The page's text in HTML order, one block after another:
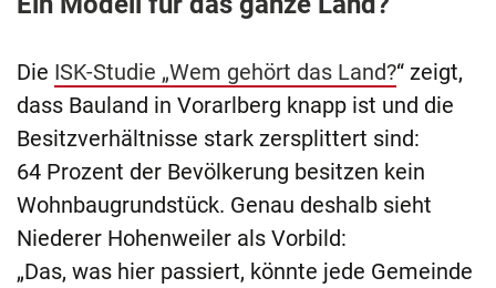
Die ISK-Studie „Wem gehört das Land?“ zeigt,
dass Bauland in Vorarlberg knapp ist und die
Besitzverhältnisse stark zersplittert sind:
64 Prozent der Bevölkerung besitzen kein
Wohnbaugrundstück. Genau deshalb sieht
Niederer Hohenweiler als Vorbild:
„Das, was hier passiert, könnte jede Gemeinde